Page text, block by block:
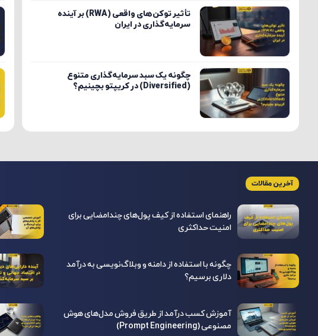
تأثیر توکن‌های واقعی (RWA) بر آینده
سرمایه‌گذاری در ایران
چگونه یک سبد سرمایه‌گذاری متنوع
(Diversified) در کریپتو بچینیم؟
آخرین مقالات
راهنمای استفاده از کیف پول‌های چندامضایی برای
امنیت حداکثری
چگونه با استفاده از دامنه و وبلاگ‌نویسی به درآمد
دلاری برسیم؟
آموزش کسب درآمد از طریق فروش مدل‌های هوش
مصنوعی (Prompt Engineering)